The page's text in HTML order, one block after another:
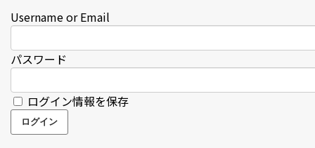
Username or Email
パスワード
ログイン情報を保存